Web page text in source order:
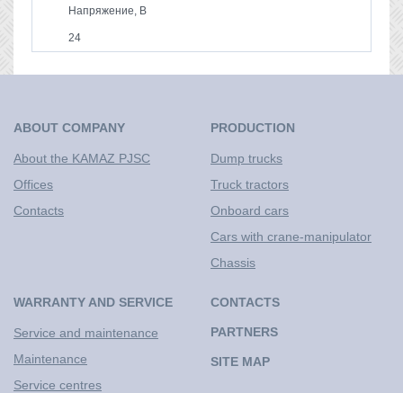
Напряжение, B
24
ABOUT COMPANY
About the KAMAZ PJSC
Offices
Contacts
PRODUCTION
Dump trucks
Truck tractors
Onboard cars
Cars with crane-manipulator
Chassis
WARRANTY AND SERVICE
Service and maintenance
Maintenance
Service centres
CONTACTS
PARTNERS
SITE MAP